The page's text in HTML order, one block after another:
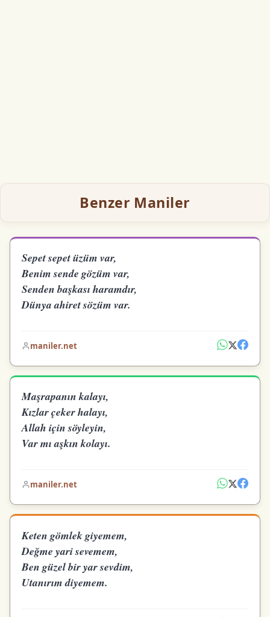
Benzer Maniler
Sepet sepet üzüm var,
Benim sende gözüm var,
Senden başkası haramdır,
Dünya ahiret sözüm var.
maniler.net
Maşrapanın kalayı,
Kızlar çeker halayı,
Allah için söyleyin,
Var mı aşkın kolayı.
maniler.net
Keten gömlek giyemem,
Değme yari sevemem,
Ben güzel bir yar sevdim,
Utanırım diyemem.